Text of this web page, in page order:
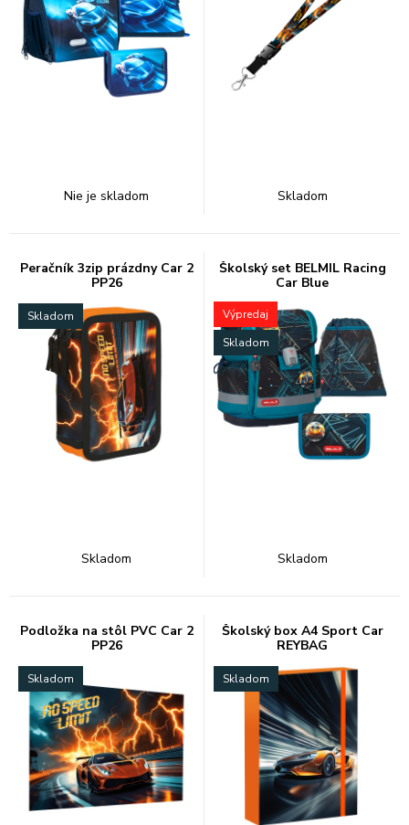
Nie je skladom Skladom
Peračník 3zip prázdny Car 2
PP26
Skladom
Skladom
Školský set BELMIL Racing
Car Blue
Výpredaj
Skladom
Skladom
Podložka na stôl PVC Car 2
PP26
Skladom
Školský box A4 Sport Car
REYBAG
Skladom